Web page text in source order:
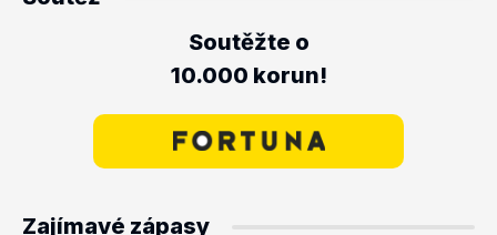
Soutěžte o
10.000 korun!
Zajímavé zápasy